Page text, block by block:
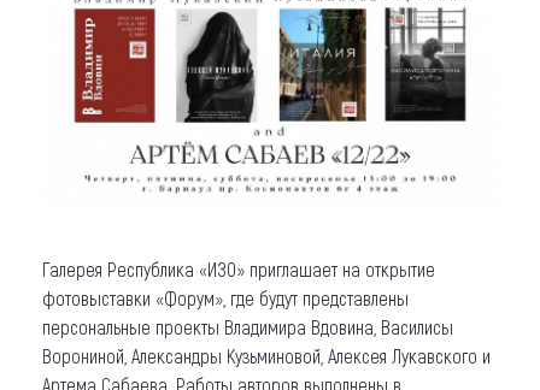
Галерея Республика «ИЗО» приглашает на открытие
фотовыставки «Форум», где будут представлены
персональные проекты Владимира Вдовина, Василисы
Ворониной, Александры Кузьминовой, Алексея Лукавского и
Артема Сабаева. Работы авторов выполнены в